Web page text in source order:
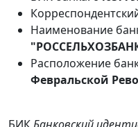
Наименование
Расположение
Февральской